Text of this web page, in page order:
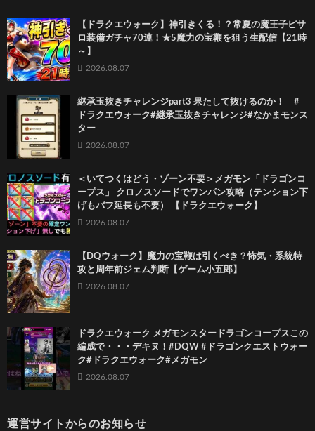
【ドラクエウォーク】神引きくる！？常夏の魔王子ピサ
ロ装備ガチャ70連！★5魔力の宝鞭を狙う生配信【21時
～】
2026.08.07
継承玉抜きチャレンジpart3 果たして抜けるのか！ #
ドラクエウォーク#継承玉抜きチャレンジ#なかまモンス
ター
2026.08.07
＜いてつくはどう・ゾーン不要＞メガモン「ドラゴンコ
ープス」 クロノスソードでワンパン攻略（テンション下
げもバフ延長も不要） 【ドラクエウォーク】
2026.08.07
【DQウォーク】魔力の宝鞭は引くべき？怖気・系統特
攻と周年前ジェム判断【ゲーム小五郎】
2026.08.07
ドラクエウォーク メガモンスタードラゴンコープスこの
編成で・・・デキヌ！#DQW #ドラゴンクエストウォー
ク#ドラクエウォーク#メガモン
2026.08.07
運営サイトからのお知らせ